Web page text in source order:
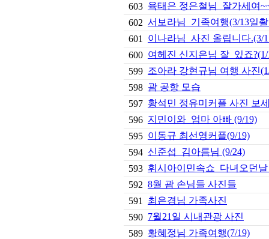
603 육태은 정은철님 잘가세여
602 서보라님 기족여행(3/13일
601
이나라님 사진 올립니다.(3/
600 여헤진 신지은님 잘 있죠?(1/
599 조아라 강현규님 여행 사진
598 괌 공항 모습
597 황석민 정유미커플 사진 보
596 지민이와 엄마 아빠 (9/19)
595 이동규 최선영커플(9/19)
594 신준섭 김아름님 (9/24)
593 휘시아이민속쇼 다녀오던
592 8월 괌 손님들 사진들
591
최은경님 가족사진
590 7월21일 시내관광 사진
589 황혜정님 가족여행(7/19)